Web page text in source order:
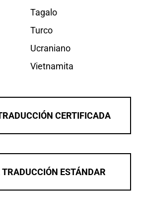
Tagalo
Turco
Ucraniano
Vietnamita
CERTIFICADA
ESTÁNDAR